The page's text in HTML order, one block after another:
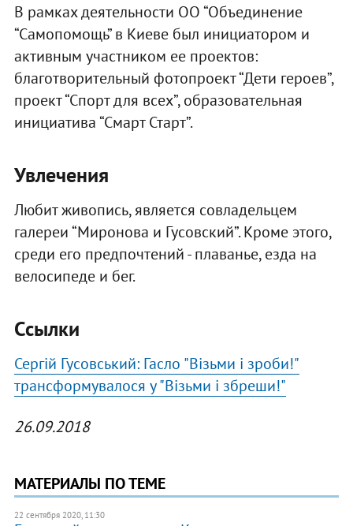
В рамках деятельности ОО “Объединение
“Самопомощь” в Киеве был инициатором и
активным участником ее проектов:
благотворительный фотопроект “Дети героев”,
проект “Спорт для всех”, образовательная
инициатива “Смарт Старт”.
Увлечения
Любит живопись, является совладельцем
галереи “Миронова и Гусовский”. Кроме этого,
среди его предпочтений - плаванье, езда на
велосипеде и бег.
Ссылки
Сергій Гусовський: Гасло "Візьми і зроби!"
трансформувалося у "Візьми і збреши!"
26.09.2018
МАТЕРИАЛЫ ПО ТЕМЕ
22 сентября 2020, 11:30